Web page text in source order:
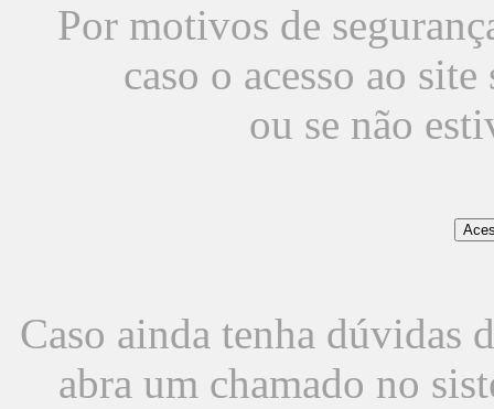
Por motivos de
caso o acesso ao
ou se não
Caso ainda tenha dúvidas
abra um chamado no